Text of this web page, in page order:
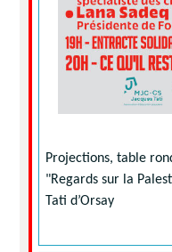
Projections, table
"Regards sur la
Tati d’Orsay